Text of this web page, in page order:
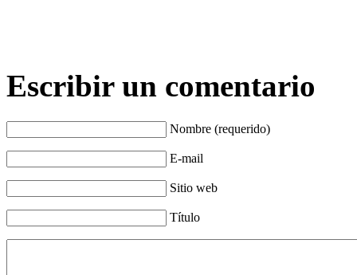
Escribir un comentario
Nombre (requerido)
E-mail
Sitio web
Título